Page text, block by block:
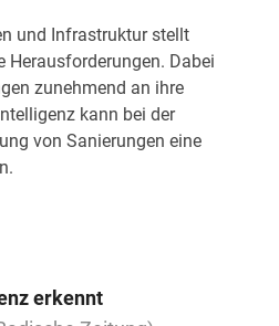
und Infrastruktur stellt
Herausforderungen. Dabei
zunehmend an ihre
kann bei der
von Sanierungen eine
erkennt